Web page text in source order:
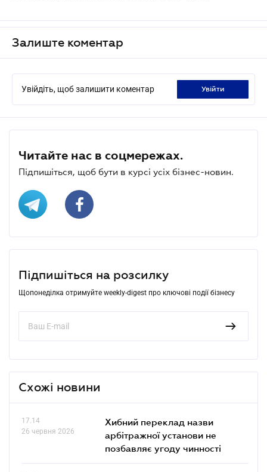
Залиште коментар
Увійдіть, щоб залишити коментар увійти
Читайте нас в соцмережах.
Підпишіться, щоб бути в курсі усіх бізнес-новин.
Підпишіться на розсилку
Щопонеділка отримуйте weekly-digest про ключові події бізнесу
Схожі новини
17.14
26 червня 2026
Хибний переклад назви
арбітражної установи не
позбавляє угоду чинності